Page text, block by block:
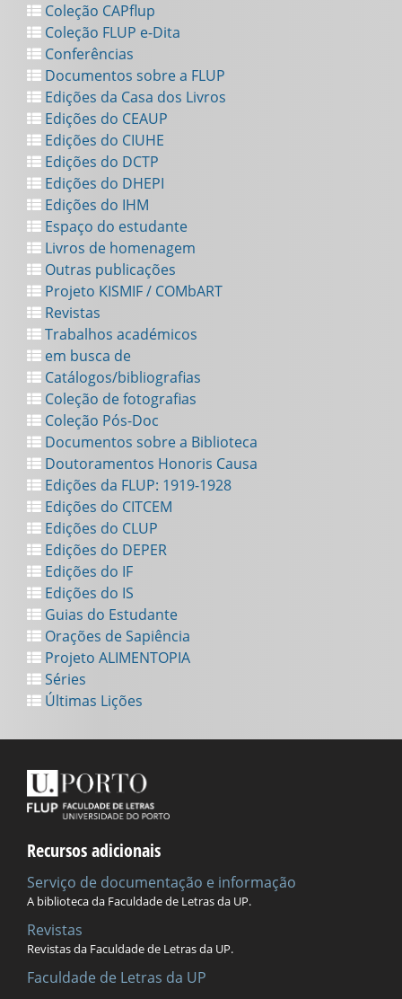
Coleção CAPflup
Coleção FLUP e-Dita
Conferências
Documentos sobre a FLUP
Edições da Casa dos Livros
Edições do CEAUP
Edições do CIUHE
Edições do DCTP
Edições do DHEPI
Edições do IHM
Espaço do estudante
Livros de homenagem
Outras publicações
Projeto KISMIF / COMbART
Revistas
Trabalhos académicos
em busca de
Catálogos/bibliografias
Coleção de fotografias
Coleção Pós-Doc
Documentos sobre a Biblioteca
Doutoramentos Honoris Causa
Edições da FLUP: 1919-1928
Edições do CITCEM
Edições do CLUP
Edições do DEPER
Edições do IF
Edições do IS
Guias do Estudante
Orações de Sapiência
Projeto ALIMENTOPIA
Séries
Últimas Lições
Recursos adicionais
Serviço de documentação e informação
A biblioteca da Faculdade de Letras da UP.
Revistas
Revistas da Faculdade de Letras da UP.
Faculdade de Letras da UP